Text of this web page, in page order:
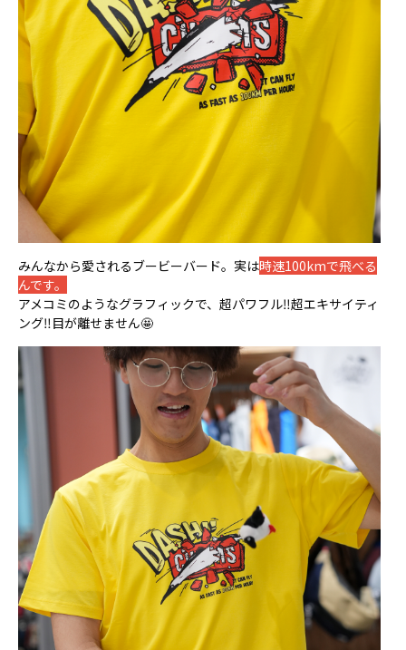
みんなから愛されるブービーバード。実は時速100kmで飛べる
んです。
アメコミのようなグラフィックで、超パワフル‼️超エキサイティ
ング‼️目が離せません🤩